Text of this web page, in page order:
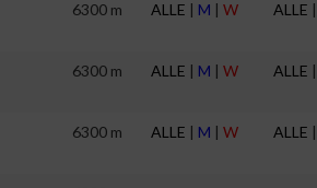
6300 m ALLE | M | W ALLE |
6300 m ALLE | M | W ALLE |
6300 m ALLE | M | W ALLE |